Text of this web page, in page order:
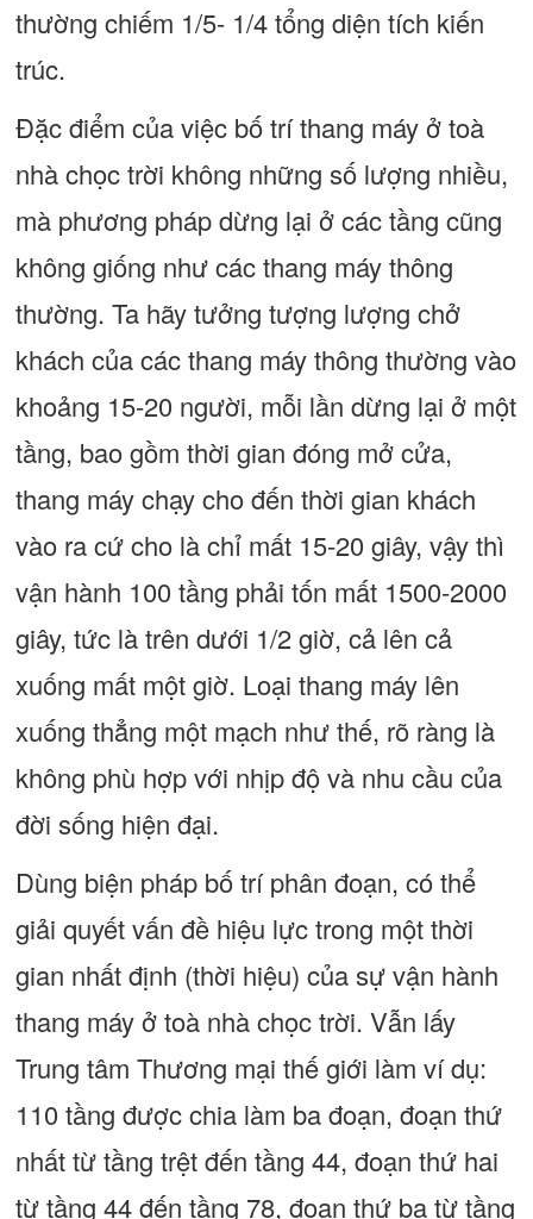
thường chiếm 1/5- 1/4 tổng diện tích kiến
trúc.
Đặc điểm của việc bố trí thang máy ở toà
nhà chọc trời không những số lượng nhiều,
mà phương pháp dừng lại ở các tầng cũng
không giống như các thang máy thông
thường. Ta hãy tưởng tượng lượng chở
khách của các thang máy thông thường vào
khoảng 15-20 người, mỗi lần dừng lại ở một
tầng, bao gồm thời gian đóng mở cửa,
thang máy chạy cho đến thời gian khách
vào ra cứ cho là chỉ mất 15-20 giây, vậy thì
vận hành 100 tầng phải tốn mất 1500-2000
giây, tức là trên dưới 1/2 giờ, cả lên cả
xuống mất một giờ. Loại thang máy lên
xuống thẳng một mạch như thế, rõ ràng là
không phù hợp với nhịp độ và nhu cầu của
đời sống hiện đại.
Dùng biện pháp bố trí phân đoạn, có thể
giải quyết vấn đề hiệu lực trong một thời
gian nhất định (thời hiệu) của sự vận hành
thang máy ở toà nhà chọc trời. Vẫn lấy
Trung tâm Thương mại thế giới làm ví dụ:
110 tầng được chia làm ba đoạn, đoạn thứ
nhất từ tầng trệt đến tầng 44, đoạn thứ hai
từ tầng 44 đến tầng 78, đoạn thứ ba từ tầng